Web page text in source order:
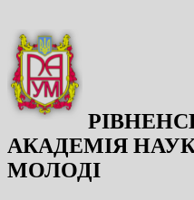
АКАДЕМІЯ
МОЛОДІ